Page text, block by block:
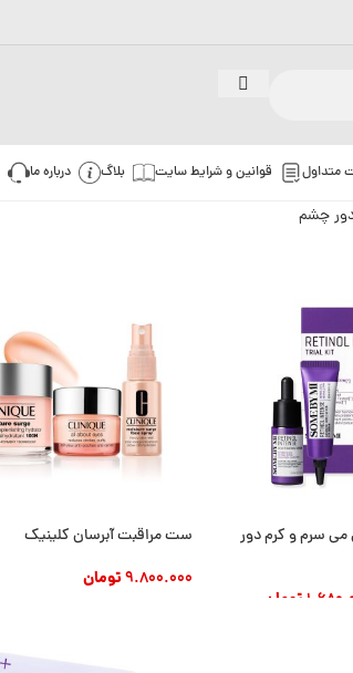
متداول قوانین و شرایط سایت بلاگ درباره ما
چشم
می سرم و کرم دور
تومان
ست مراقبت آبرسان کلینیک
9.800.000تومان